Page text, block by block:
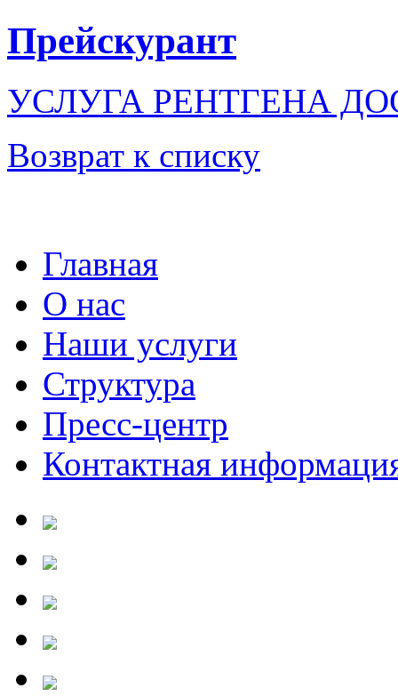
Прейскурант
УСЛУГА РЕНТГЕНА
Возврат к списку
Главная
О нас
Наши услуги
Структура
Пресс-центр
Контактная